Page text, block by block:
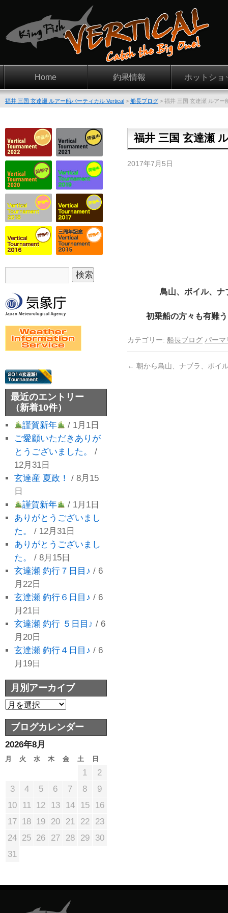
Home 釣果情報 ホットショ
福井 三国 玄達瀬 ルアー船バーティカル Vertical > 船長ブログ > 福井 三国 玄達瀬 ルアー
福井 三国 玄達瀬
2017年7月5日
鳥山、ボイル、ナ
初乗船の方々も有難
カテゴリー: 船長ブログ パーマ
← 朝から鳥山、ナブラ、ボイ
最近のエントリー
（新着10件）
謹賀新年
/ 1月1日
ご愛顧いただきありが
とうございました。
/
12月31日
玄達産 夏政！
/ 8月15
日
謹賀新年
/ 1月1日
ありがとうございまし
た。
/ 12月31日
ありがとうございまし
た。
/ 8月15日
玄達瀬 釣行７日目♪ / 6
月22日
玄達瀬 釣行６日目♪ / 6
月21日
玄達瀬 釣行 ５日目♪ / 6
月20日
玄達瀬 釣行４日目♪ / 6
月19日
月別アーカイブ
ブログカレンダー
2026年8月
月 火 水 木 金 土 日
1
2
3
4 5 6 7 8
9
10
11 12 13 14 15
16
17 18 19 20 21 22
23
24 25 26 27 28 29
30
31